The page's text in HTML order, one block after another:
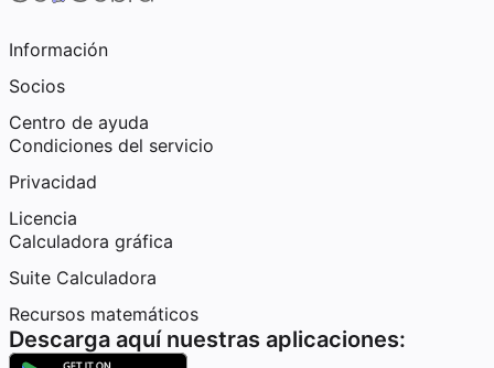
Información
Socios
Centro de ayuda
Condiciones del servicio
Privacidad
Licencia
Calculadora gráfica
Suite Calculadora
Recursos matemáticos
Descarga aquí nuestras aplicaciones: